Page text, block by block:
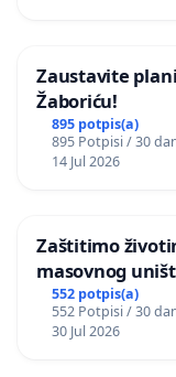
Zaustavite
Žaboriću!
895 potpis(a)
895 Potpisi / 30
14 Jul 2026
Zaštitimo
masovnog
kuge
552 potpis(a)
552 Potpisi / 30
30 Jul 2026